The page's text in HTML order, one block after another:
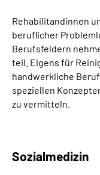
Rehabilitandinnen
beruflicher
Berufsfeldern
teil. Eigens für
handwerkliche
speziellen
zu vermitteln.
Sozialmedizin